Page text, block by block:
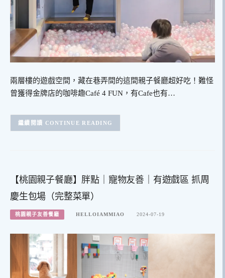
兩層樓的遊戲空間，藏在巷弄間的這間親子餐廳超好吃！難怪
曾獲得金牌店的咖啡趣Café 4 FUN，有Cafe也有…
CONTINUE READING
【桃園親子餐廳】胖點｜寵物友善｜有遊戲區 抓周
慶生包場（完整菜單）
桃園親子友善餐廳 HELLOIAMMIAO 2024-07-19